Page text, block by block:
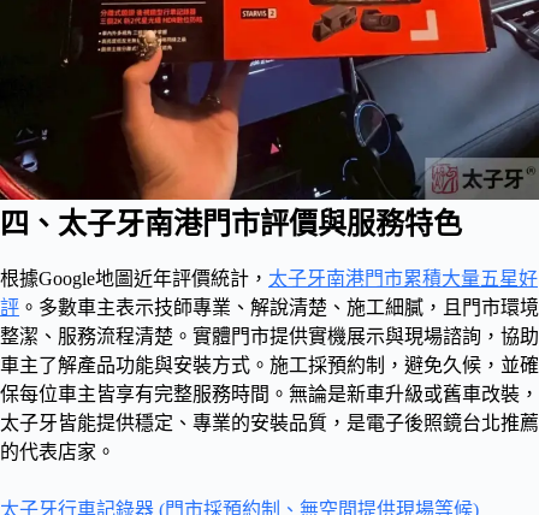
四、太子牙南港門市評價與服務特色
根據Google地圖近年評價統計， 太子牙南港門市累積大量五星好
評 。多數車主表示技師專業、解說清楚、施工細膩，且門市環境
整潔、服務流程清楚。實體門市提供實機展示與現場諮詢，協助
車主了解產品功能與安裝方式。施工採預約制，避免久候，並確
保每位車主皆享有完整服務時間。無論是新車升級或舊車改裝，
太子牙皆能提供穩定、專業的安裝品質，是電子後照鏡台北推薦
的代表店家。
太子牙行車記錄器 (門市採預約制、無空間提供現場等候)